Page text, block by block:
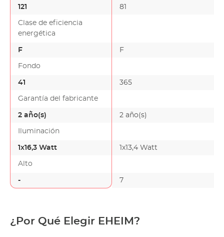
121 81
Clase de eficiencia
energética
F F
Fondo
41 365
Garantía del fabricante
2 año(s) 2 año(s)
Iluminación
1x16,3 Watt 1x13,4 Watt
Alto
- 7
¿Por Qué Elegir EHEIM?